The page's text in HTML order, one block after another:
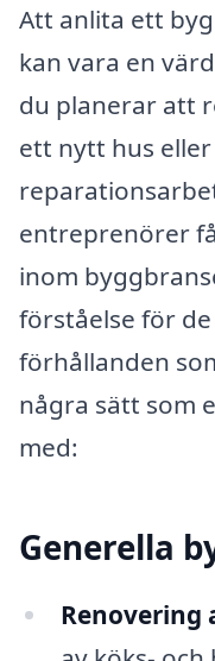
Att anlita ett
kan vara en
du planerar att
ett nytt hus
entreprenörer
inom
förståelse för
förhållanden
några sätt som
med:
Generella
Renovering